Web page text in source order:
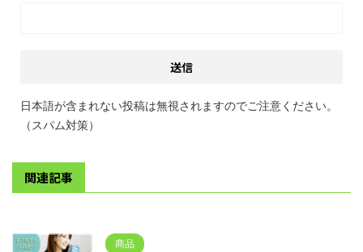
日本語が含まれない投稿は無視されますのでご注意ください。
（スパム対策）
関連記事
商品